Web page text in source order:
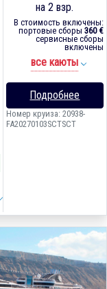
на 2 взр.
В стоимость включены:
портовые сборы 360 €
сервисные сборы
включены
все каюты
Подробнее
Номер круиза: 20938-
FA20270103SCTSCT